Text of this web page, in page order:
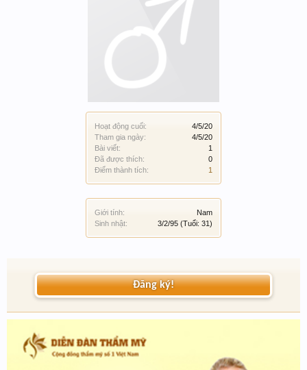
Hoạt động cuối:
4/5/20
Tham gia ngày:
4/5/20
Bài viết:
1
Đã được thích:
0
Điểm thành tích:
1
Giới tính:
Nam
Sinh nhật:
3/2/95 (Tuổi: 31)
Đăng ký!